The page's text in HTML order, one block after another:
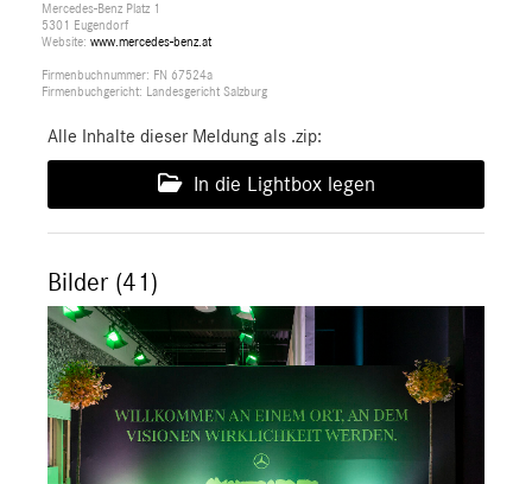
Mercedes-Benz Platz 1
5301 Eugendorf
Website: www.mercedes-benz.at
Firmenbuchnummer: FN 67524a
Firmenbuchgericht: Landesgericht Salzburg
Alle Inhalte dieser Meldung als .zip:
In die Lightbox legen
Bilder (41)